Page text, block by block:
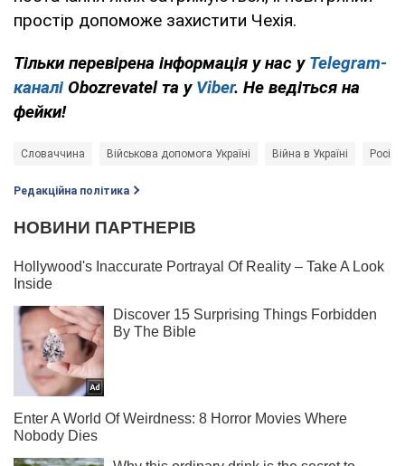
простір допоможе захистити Чехія.
Тільки перевірена інформація у нас у Telegram-
каналі Obozrevatel та у Viber. Не ведіться на
фейки!
Словаччина Військова допомога Україні Війна в Україні Росія
Редакційна політика